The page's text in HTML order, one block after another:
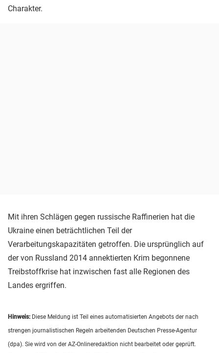
Charakter.
Mit ihren Schlägen gegen russische Raffinerien hat die
Ukraine einen beträchtlichen Teil der
Verarbeitungskapazitäten getroffen. Die ursprünglich auf
der von Russland 2014 annektierten Krim begonnene
Treibstoffkrise hat inzwischen fast alle Regionen des
Landes ergriffen.
Hinweis: Diese Meldung ist Teil eines automatisierten Angebots der nach
strengen journalistischen Regeln arbeitenden Deutschen Presse-Agentur
(dpa). Sie wird von der AZ-Onlineredaktion nicht bearbeitet oder geprüft.